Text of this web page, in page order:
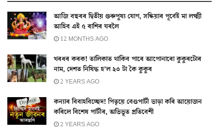
আজি বছৰৰ দ্বিতীয় গুৰুপুষ্য যোগ, সন্ধিয়াৰ পূৰ্বেই মা লক্ষ্মী
আহিব এই ৫ ৰাশিৰ ঘৰলৈ
12 MONTHS AGO
খৰধৰ কৰক! তালিকাত থাকিব পাৰে আপোনাৰো কুকুৰটোৰ
নাম, দেশত নিষিদ্ধ হ’ল ২৩ টা কৈ কুকুৰ
2 YEARS AGO
কন্যাৰ বিবাহবিচ্ছেদ! পিতৃয়ে বেণ্ডপাৰ্টী ভাড়া কৰি আয়োজন
কৰিলে বিশেষ পাৰ্টীৰ, অভিভূত প্ৰতিবেশী
2 YEARS AGO